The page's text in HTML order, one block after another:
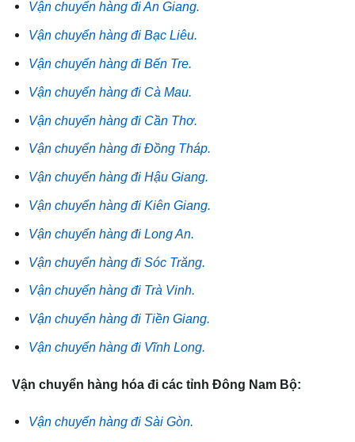
Vận chuyển hàng đi An Giang.
Vận chuyển hàng đi Bạc Liêu.
Vận chuyển hàng đi Bến Tre.
Vận chuyển hàng đi Cà Mau.
Vận chuyển hàng đi Cần Thơ.
Vận chuyển hàng đi Đồng Tháp.
Vận chuyển hàng đi Hậu Giang.
Vận chuyển hàng đi Kiên Giang.
Vận chuyển hàng đi Long An.
Vận chuyển hàng đi Sóc Trăng.
Vận chuyển hàng đi Trà Vinh.
Vận chuyển hàng đi Tiền Giang.
Vận chuyển hàng đi Vĩnh Long.
Vận chuyển hàng hóa đi các tỉnh Đông Nam Bộ:
Vận chuyển hàng đi Sài Gòn.